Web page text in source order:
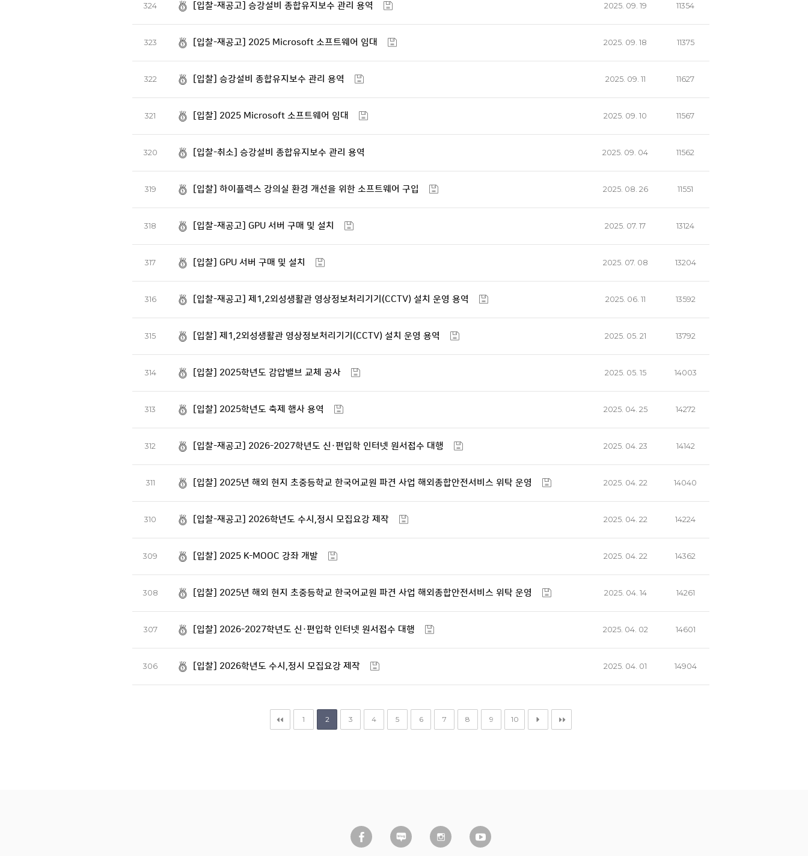
324 [입찰-재공고] 승강설비 종합유지보수 관리 용역 2025. 09. 19 11354
323 [입찰-재공고] 2025 Microsoft 소프트웨어 임대 2025. 09. 18 11375
322 [입찰] 승강설비 종합유지보수 관리 용역 2025. 09. 11 11627
321 [입찰] 2025 Microsoft 소프트웨어 임대 2025. 09. 10 11567
320 [입찰-취소] 승강설비 종합유지보수 관리 용역 2025. 09. 04 11562
319 [입찰] 하이플렉스 강의실 환경 개선을 위한 소프트웨어 구입 2025. 08. 26 11551
318 [입찰-재공고] GPU 서버 구매 및 설치 2025. 07. 17 13124
317 [입찰] GPU 서버 구매 및 설치 2025. 07. 08 13204
316 [입찰-재공고] 제1,2외성생활관 영상정보처리기기(CCTV) 설치 운영 용역 2025. 06. 11 13592
315 [입찰] 제1,2외성생활관 영상정보처리기기(CCTV) 설치 운영 용역 2025. 05. 21 13792
314 [입찰] 2025학년도 감압밸브 교체 공사 2025. 05. 15 14003
313 [입찰] 2025학년도 축제 행사 용역 2025. 04. 25 14272
312 [입찰-재공고] 2026-2027학년도 신·편입학 인터넷 원서접수 대행 2025. 04. 23 14142
311 [입찰] 2025년 해외 현지 초중등학교 한국어교원 파견 사업 해외종합안전서비스 위탁 운영 2025. 04. 22 14040
310 [입찰-재공고] 2026학년도 수시,정시 모집요강 제작 2025. 04. 22 14224
309 [입찰] 2025 K-MOOC 강좌 개발 2025. 04. 22 14362
308 [입찰] 2025년 해외 현지 초중등학교 한국어교원 파견 사업 해외종합안전서비스 위탁 운영 2025. 04. 14 14261
307 [입찰] 2026-2027학년도 신·편입학 인터넷 원서접수 대행 2025. 04. 02 14601
306 [입찰] 2026학년도 수시,정시 모집요강 제작 2025. 04. 01 14904
1 2 3 4 5 6 7 8 9 10